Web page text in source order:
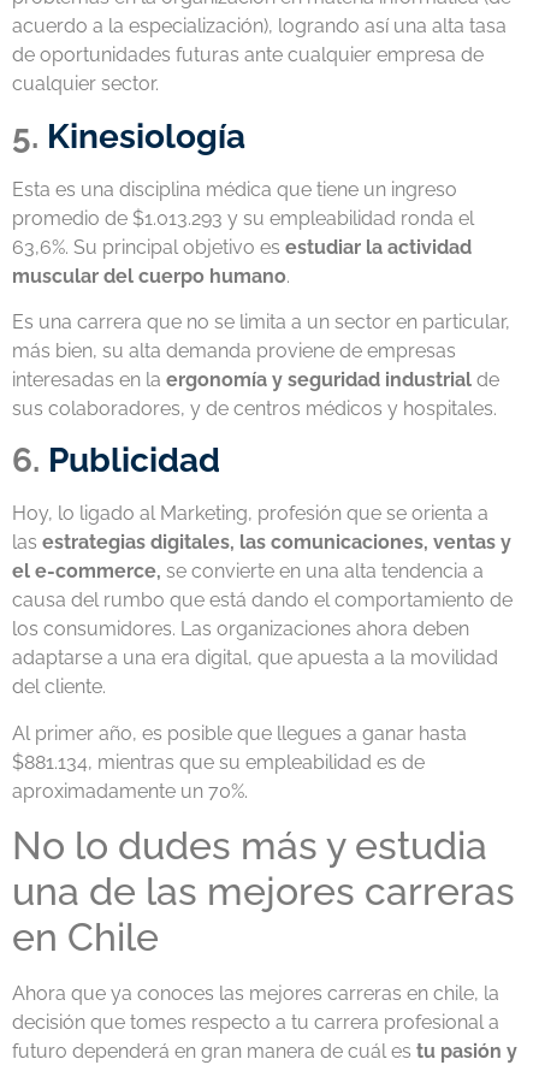
acuerdo a la especialización), logrando así una alta tasa
de oportunidades futuras ante cualquier empresa de
cualquier sector.
5. Kinesiología
Esta es una disciplina médica que tiene un ingreso
promedio de $1.013.293 y su empleabilidad ronda el
63,6%. Su principal objetivo es estudiar la actividad
muscular del cuerpo humano.
Es una carrera que no se limita a un sector en particular,
más bien, su alta demanda proviene de empresas
interesadas en la ergonomía y seguridad industrial de
sus colaboradores, y de centros médicos y hospitales.
6. Publicidad
Hoy, lo ligado al Marketing, profesión que se orienta a
las estrategias digitales, las comunicaciones, ventas y
el e-commerce, se convierte en una alta tendencia a
causa del rumbo que está dando el comportamiento de
los consumidores. Las organizaciones ahora deben
adaptarse a una era digital, que apuesta a la movilidad
del cliente.
Al primer año, es posible que llegues a ganar hasta
$881.134, mientras que su empleabilidad es de
aproximadamente un 70%.
No lo dudes más y estudia
una de las mejores carreras
en Chile
Ahora que ya conoces las mejores carreras en chile, la
decisión que tomes respecto a tu carrera profesional a
futuro dependerá en gran manera de cuál es tu pasión y